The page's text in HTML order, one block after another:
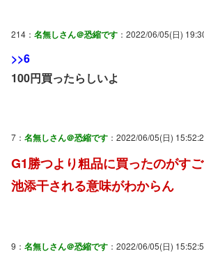
214： 名無しさん＠恐縮です ：2022/06/05(日)
>>6
100円買ったらしいよ
7： 名無しさん＠恐縮です ：2022/06/05(日)
G1勝つより粗品に買ったのがす
池添干される意味がわからん
9： 名無しさん＠恐縮です ：2022/06/05(日)